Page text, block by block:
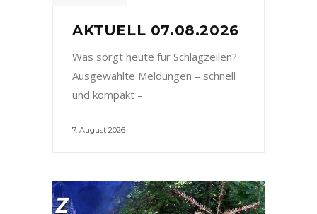
AKTUELL 07.08.2026
Was sorgt heute für Schlagzeilen?
Ausgewählte Meldungen – schnell
und kompakt –
7. August 2026